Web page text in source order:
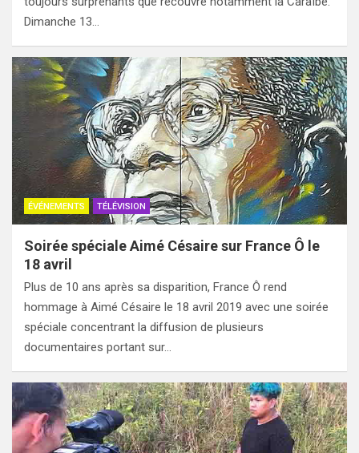
Dimanche 13…
ÉVÉNEMENTS TÉLÉVISION
Soirée spéciale Aimé Césaire sur France Ô le
18 avril
Plus de 10 ans après sa disparition, France Ô rend
hommage à Aimé Césaire le 18 avril 2019 avec une soirée
spéciale concentrant la diffusion de plusieurs
documentaires portant sur…